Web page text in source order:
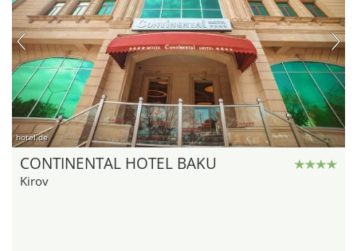
hotel.de
CONTINENTAL HOTEL BAKU
Kirov